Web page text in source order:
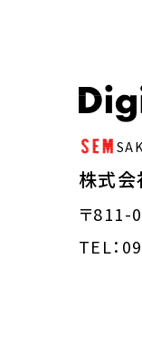
株式
〒811-
TEL：